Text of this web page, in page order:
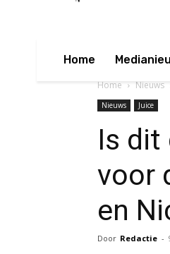
Home
Home Nieuws
Nieuws Juice
Is dit
voor
en
Door Redactie -